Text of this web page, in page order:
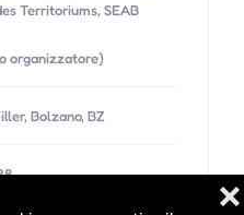
❌
Territoriums, SEAB
organizzatore)
Bolzano, BZ